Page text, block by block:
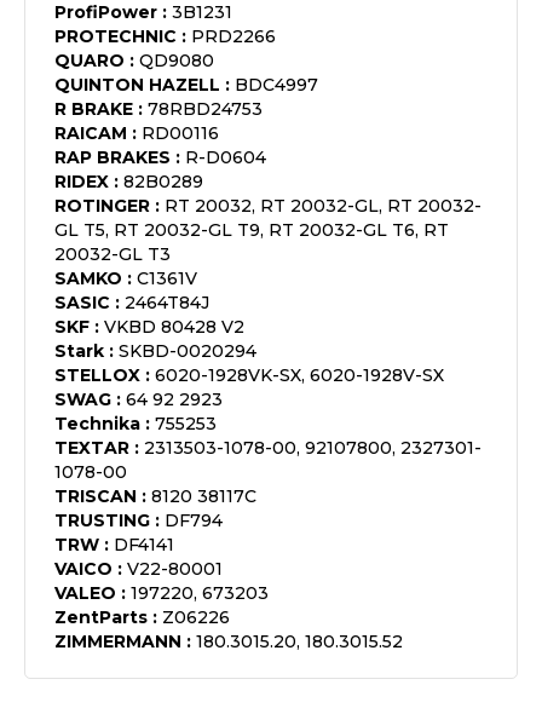
ProfiPower : 3B1231
PROTECHNIC : PRD2266
QUARO : QD9080
QUINTON HAZELL : BDC4997
R BRAKE : 78RBD24753
RAICAM : RD00116
RAP BRAKES : R-D0604
RIDEX : 82B0289
ROTINGER : RT 20032, RT 20032-GL, RT 20032-
GL T5, RT 20032-GL T9, RT 20032-GL T6, RT
20032-GL T3
SAMKO : C1361V
SASIC : 2464T84J
SKF : VKBD 80428 V2
Stark : SKBD-0020294
STELLOX : 6020-1928VK-SX, 6020-1928V-SX
SWAG : 64 92 2923
Technika : 755253
TEXTAR : 2313503-1078-00, 92107800, 2327301-
1078-00
TRISCAN : 8120 38117C
TRUSTING : DF794
TRW : DF4141
VAICO : V22-80001
VALEO : 197220, 673203
ZentParts : Z06226
ZIMMERMANN : 180.3015.20, 180.3015.52